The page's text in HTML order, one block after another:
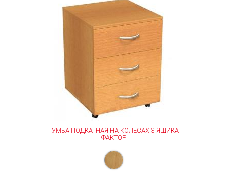
ТУМБА ПОДКАТНАЯ НА КОЛЕСАХ 3 ЯЩИКА
ФАКТОР